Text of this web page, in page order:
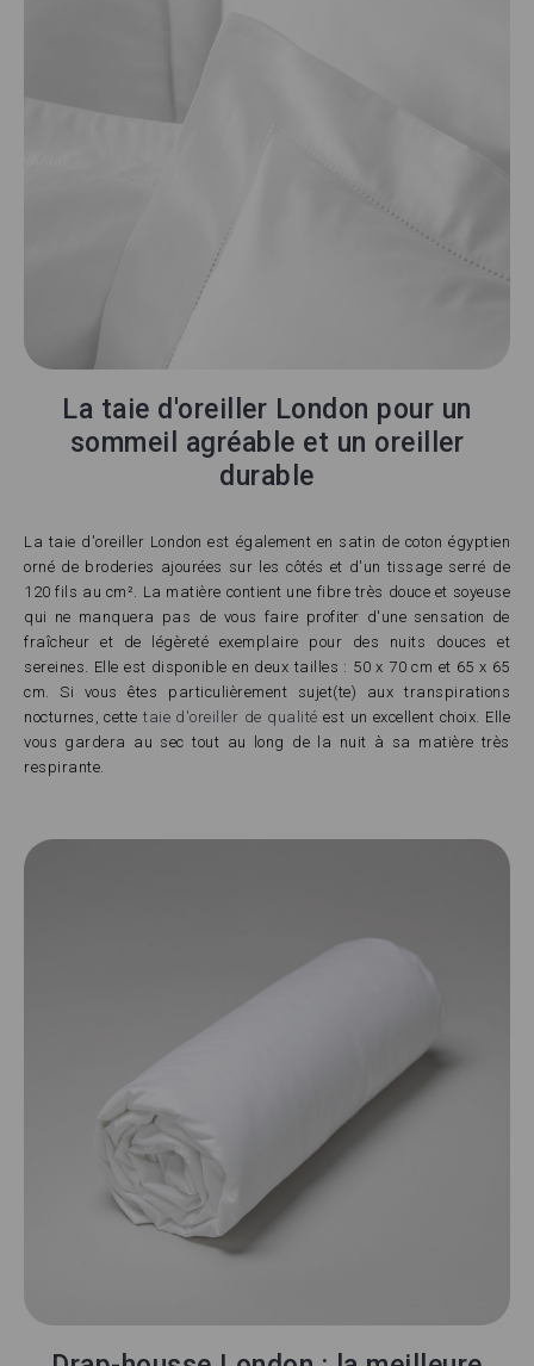
La taie d'oreiller London pour un
sommeil agréable et un oreiller
durable
La taie d'oreiller London est également en satin de coton égyptien
orné de broderies ajourées sur les côtés et d'un tissage serré de
120 fils au cm². La matière contient une fibre très douce et soyeuse
qui ne manquera pas de vous faire profiter d'une sensation de
fraîcheur et de légèreté exemplaire pour des nuits douces et
sereines. Elle est disponible en deux tailles : 50 x 70 cm et 65 x 65
cm. Si vous êtes particulièrement sujet(te) aux transpirations
nocturnes, cettetaie d'oreiller de qualité est un excellent choix. Elle
vous gardera au sec tout au long de la nuit à sa matière très
respirante.